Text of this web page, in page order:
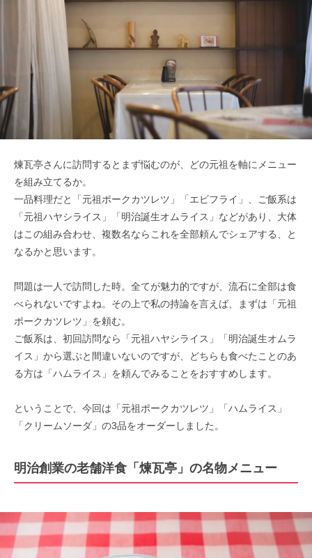
煉瓦亭さんに訪問するとまず悩むのが、どの元祖を軸にメニュー
を組み立てるか。
一品料理だと「元祖ポークカツレツ」「エビフライ」、ご飯系は
「元祖ハヤシライス」「明治誕生オムライス」などがあり、大体
はこの組み合わせ、複数名ならこれを全部頼んでシェアする、と
なるかと思います。
問題は一人で訪問した時。全てが魅力的ですが、流石に全部は食
べられないですよね。その上で私の持論を言えば、まずは「元祖
ポークカツレツ」を頼む。
ご飯系は、初回訪問なら「元祖ハヤシライス」「明治誕生オムラ
イス」から選ぶと間違いないのですが、どちらも食べたことのあ
る方は「ハムライス」を頼んでみることをおすすめします。
ということで、今回は「元祖ポークカツレツ」「ハムライス」
「クリームソーダ」の3品をオーダーしました。
明治創業の老舗洋食「煉瓦亭」の名物メニュー